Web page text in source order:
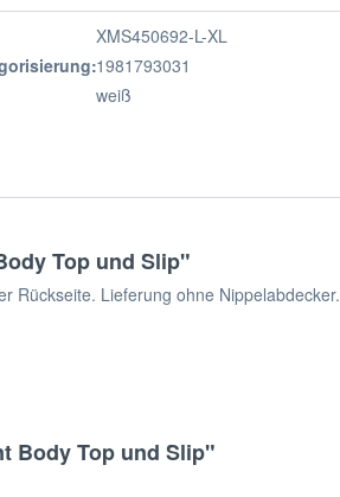
XMS450692-L-XL
1981793031
weiß
Top und Slip"
Rückseite. Lieferung ohne Nippelabdecker.
Body Top und Slip"